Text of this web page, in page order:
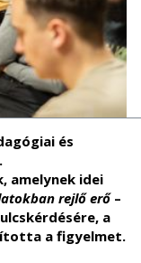
és
amelynek idei
rejlő erő–
a
a figyelmet.